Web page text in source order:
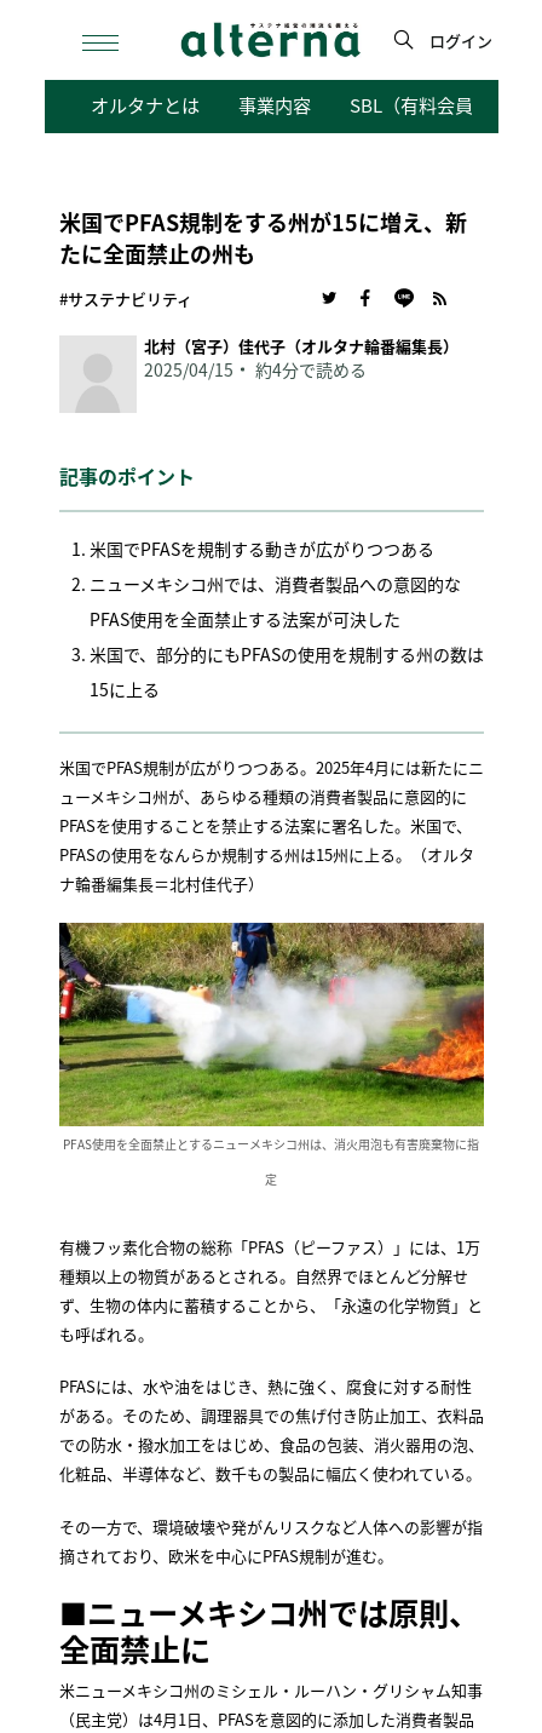
検
ログイン
オルタナとは 事業内容 SBL（有料会員向けサ
米国でPFAS規制をする州が15に増え、新
たに全面禁止の州も
#サステナビリティ
北村（宮子）佳代子（オルタナ輪番編集長）
2025/04/15 約4分で読める
記事のポイント
米国でPFASを規制する動きが広がりつつある
ニューメキシコ州では、消費者製品への意図的な
PFAS使用を全面禁止する法案が可決した
米国で、部分的にもPFASの使用を規制する州の数は
15に上る
米国でPFAS規制が広がりつつある。2025年4月には新たにニ
ューメキシコ州が、あらゆる種類の消費者製品に意図的に
PFASを使用することを禁止する法案に署名した。米国で、
PFASの使用をなんらか規制する州は15州に上る。（オルタ
ナ輪番編集長＝北村佳代子）
PFAS使用を全面禁止とするニューメキシコ州は、消火用泡も有害廃棄物に指
定
有機フッ素化合物の総称「PFAS（ピーファス）」には、1万
種類以上の物質があるとされる。自然界でほとんど分解せ
ず、生物の体内に蓄積することから、「永遠の化学物質」と
も呼ばれる。
PFASには、水や油をはじき、熱に強く、腐食に対する耐性
がある。そのため、調理器具での焦げ付き防止加工、衣料品
での防水・撥水加工をはじめ、食品の包装、消火器用の泡、
化粧品、半導体など、数千もの製品に幅広く使われている。
その一方で、環境破壊や発がんリスクなど人体への影響が指
摘されており、欧米を中心にPFAS規制が進む。
■ニューメキシコ州では原則、
全面禁止に
米ニューメキシコ州のミシェル・ルーハン・グリシャム知事
（民主党）は4月1日、PFASを意図的に添加した消費者製品